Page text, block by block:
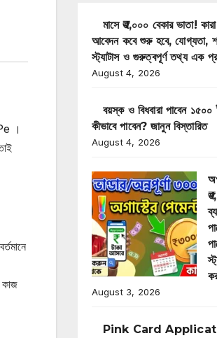
।
কাজ
মাসে ₹৩,০০০ বেকার ভাতা!
আবেদন কবে শুরু হবে, যোগ্যতা,
স্ট্যাটাস ও গুরুত্বপূর্ণ তথ্য এক
August 4, 2026
বয়স্ক ও বিধবারা পাবেন ১৫০০
কীভাবে পাবেন? জানুন বিস্তারিত
August 4, 2026
August 3, 2026
Pink Card